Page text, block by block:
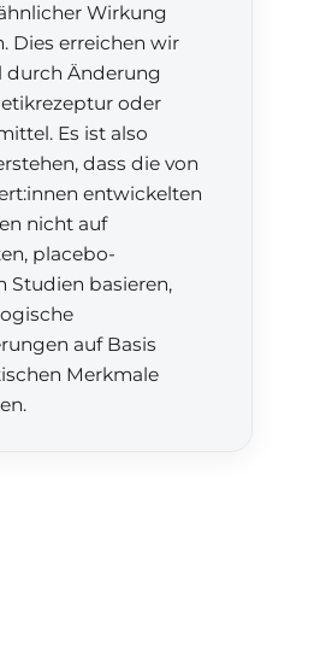
Wirkung
Dies erreichen wir
durch Änderung
oder
Es ist also
dass die von
entwickelten
nicht auf
placebo-
Studien basieren,
auf Basis
Merkmale